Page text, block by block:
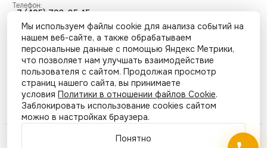
Мы используем файлы cookie для анализа событий на
нашем веб-сайте, а также обрабатываем
персональные данные с помощью Яндекс Метрики,
что позволяет нам улучшать взаимодействие
пользователя с сайтом. Продолжая просмотр
страниц нашего сайта, вы принимаете
условия Политики в отношении файлов Cookie.
Заблокировать использование cookies сайтом
можно в настройках браузера.
Понятно
Телефон:
+7 (495) 798-85-15
e-mail
info@sikopora.ru
Режим работы:
09:00 - 18:00
Оставить заявку
© ОПОРА - Все права защищены 2026